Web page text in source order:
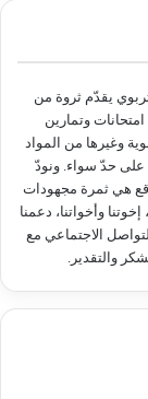
ن
يقدّم ثروة من
امتحانات وتمارين
وغيرها من المواد
على حدّ سواء. ونودّ
هي ثمرة مجهودات
وأخواتنا، دعمنا
الاجتماعي مع
والتقدير.